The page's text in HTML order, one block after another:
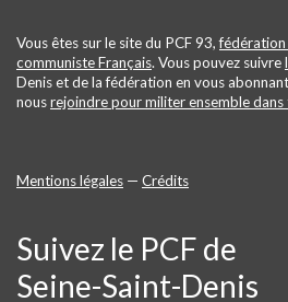
Vous êtes sur le site du PCF 93,fédération
communiste Français. Vous pouvez suivre
Denis et de la fédération en vous
nousrejoindre pour militer ensemble
Mentions légales — Crédits
Suivez le PCF de
Seine-Saint-Denis